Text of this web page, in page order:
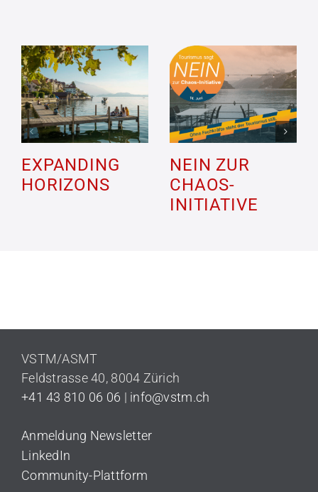
EXPANDING
HORIZONS
NEIN ZUR
CHAOS-
INITIATIVE
VSTM/ASMT
Feldstrasse 40, 8004 Zürich
+41 43 810 06 06 | info@vstm.ch
Anmeldung Newsletter
LinkedIn
Community-Plattform